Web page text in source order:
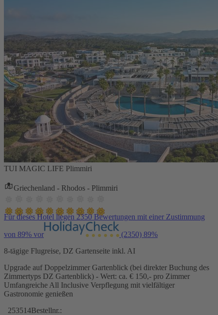
TUI MAGIC LIFE Plimmiri
Griechenland - Rhodos - Plimmiri
Für dieses Hotel liegen 2350 Bewertungen mit einer Zustimmung
von 89% vor (2350) 89%
8-tägige Flugreise, DZ Gartenseite inkl. AI
Upgrade auf Doppelzimmer Gartenblick (bei direkter Buchung des
Zimmertyps DZ Gartenblick) - Wert: ca. € 150,- pro Zimmer
Umfangreiche All Inclusive Verpflegung mit vielfältiger
Gastronomie genießen
253514Bestellnr.: